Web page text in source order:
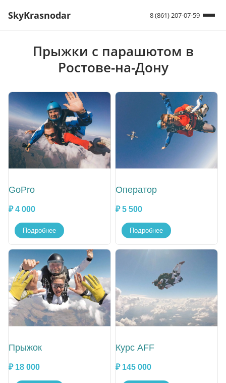
SkyKrasnodar 8 (861) 207-07-59
Прыжки с парашютом в
Ростове-на-Дону
GoPro
₽ 4 000
Подробнее
Оператор
₽ 5 500
Подробнее
Прыжок
₽ 18 000
Курс AFF
₽ 145 000